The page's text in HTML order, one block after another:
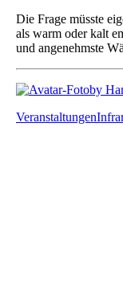
Die Frage müsste
als warm oder kalt
und angenehmste
by
Veranstaltungen